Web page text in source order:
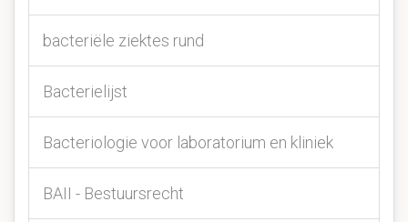
bacteriële ziektes rund
Bacterielijst
Bacteriologie voor laboratorium en kliniek
BAII - Bestuursrecht